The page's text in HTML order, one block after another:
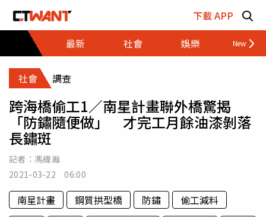
下載 APP
最新
社會 娛樂 財經
社會 調查
跨海橋偷工1／南星計畫聯外橋驚揭
「防鏽隨便做」 才完工月餘油漆剝落
長鏽斑
記者： 馮緯瀚
2021-03-22 06:00
南星計畫 鋼質拱型橋 防鏽
偷工減料